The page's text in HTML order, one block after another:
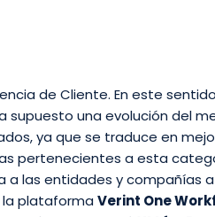
de Cliente. En este
supuesto una evolución del
ya que se traduce en
pertenecientes a esta
a las entidades y compañías
la plataforma Verint One